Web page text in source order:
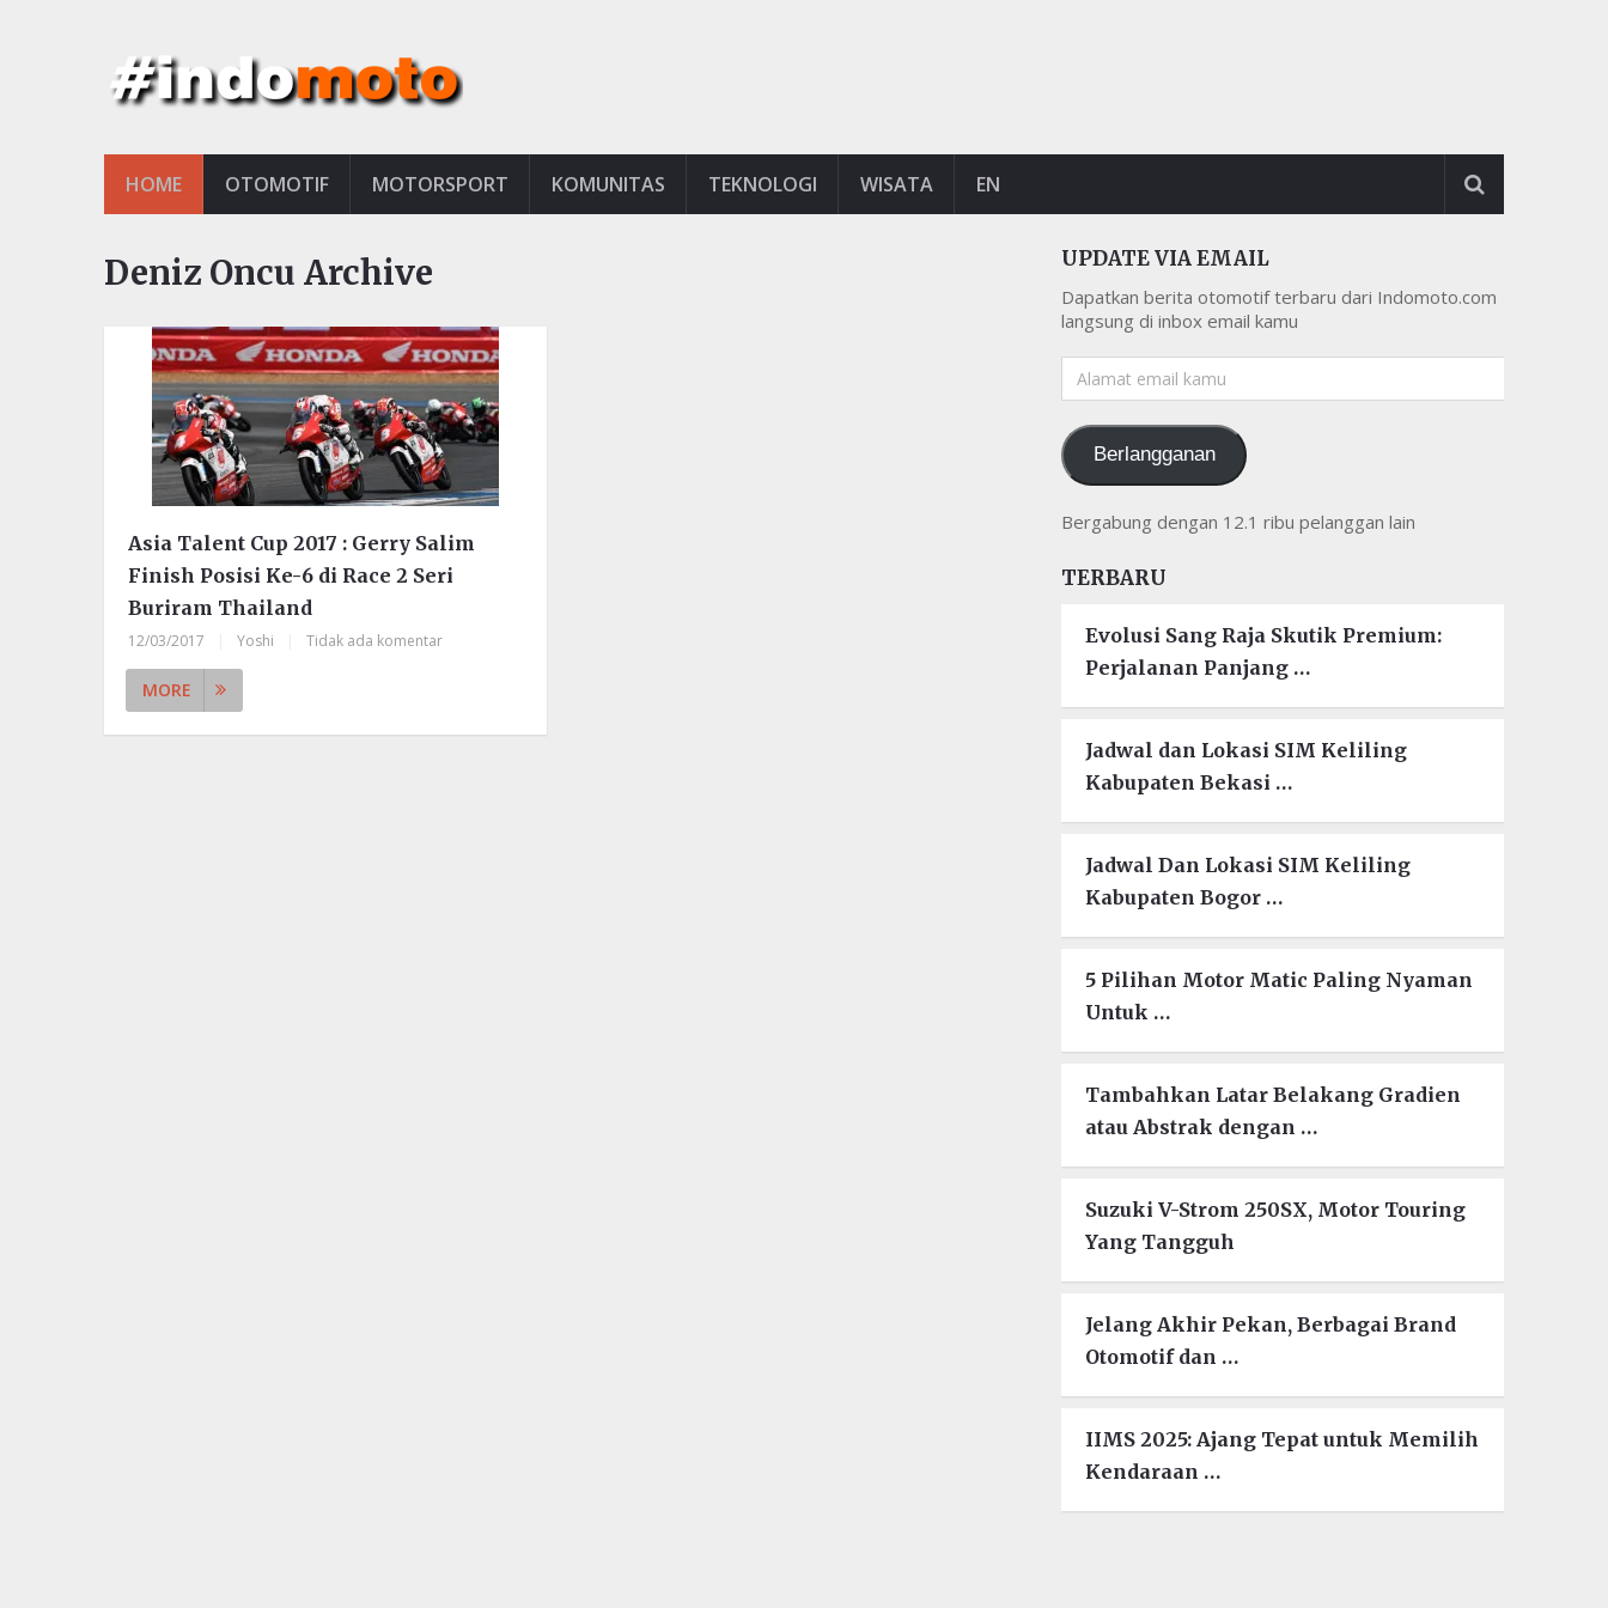
HOME OTOMOTIF MOTORSPORT KOMUNITAS TEKNOLOGI WISATA EN
Deniz Oncu Archive
Asia Talent Cup 2017 : Gerry Salim
Finish Posisi Ke-6 di Race 2 Seri
Buriram Thailand
12/03/2017 Yoshi Tidak ada komentar
MORE
UPDATE VIA EMAIL
Dapatkan berita otomotif terbaru dari Indomoto.com
langsung di inbox email kamu
Alamat
email
Berlangganan
Bergabung dengan 12.1 ribu pelanggan lain
TERBARU
Evolusi Sang Raja Skutik Premium:
Perjalanan Panjang …
Jadwal dan Lokasi SIM Keliling
Kabupaten Bekasi …
Jadwal Dan Lokasi SIM Keliling
Kabupaten Bogor …
5 Pilihan Motor Matic Paling Nyaman
Untuk …
Tambahkan Latar Belakang Gradien
atau Abstrak dengan …
Suzuki V-Strom 250SX, Motor Touring
Yang Tangguh
Jelang Akhir Pekan, Berbagai Brand
Otomotif dan …
IIMS 2025: Ajang Tepat untuk Memilih
Kendaraan …